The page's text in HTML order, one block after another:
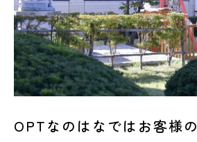
OPTなのはなではお客様の